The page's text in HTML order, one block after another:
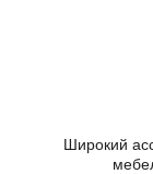
Широкий